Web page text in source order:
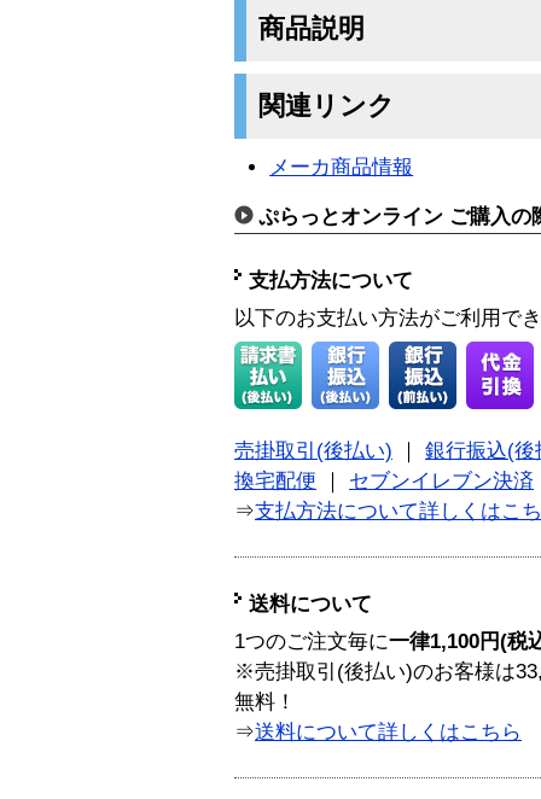
商品説明
関連リンク
メーカ商品情報
ぷらっとオンライン ご購入の
支払方法について
以下のお支払い方法がご利用で
売掛取引(後払い)
銀行振込(後
換宅配便
セブンイレブン決済
⇒支払方法について詳しくはこ
送料について
1つのご注文毎に一律1,100円(税
※売掛取引(後払い)のお客様は
無料！
⇒送料について詳しくはこちら